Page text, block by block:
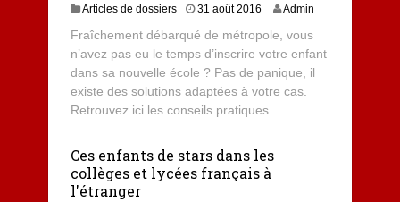
Articles de dossiers 31 août 20161
m
a
r
s
0
Admin
Fraîchement débarqué de métropole, vous
n’avez pas eu le temps d’inscrire votre enfant
dans sa nouvelle école ? Pas de panique, il
existe des solutions adaptées à votre cas.
Retrouvez ici les conseils pratiques.
Ces enfants de stars dans les
collèges et lycées français à
l'étranger